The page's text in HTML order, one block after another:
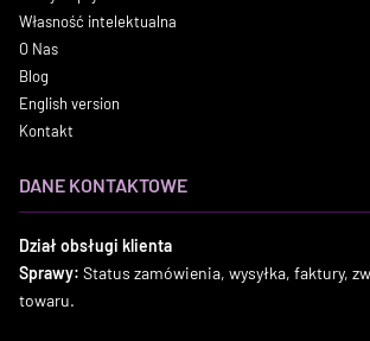
Własność intelektualna
O Nas
Blog
English version
Kontakt
DANE KONTAKTOWE
Dział obsługi klienta
Sprawy: Status zamówienia, wysyłka, faktury,
towaru.